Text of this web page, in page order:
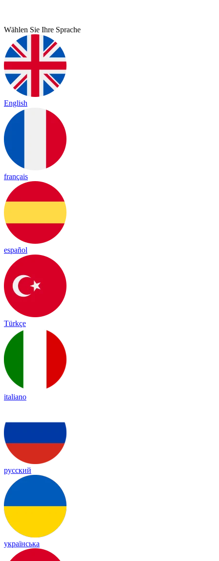
Wählen Sie Ihre Sprache
English
français
español
Türkçe
italiano
русский
українська